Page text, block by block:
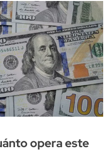
opera este